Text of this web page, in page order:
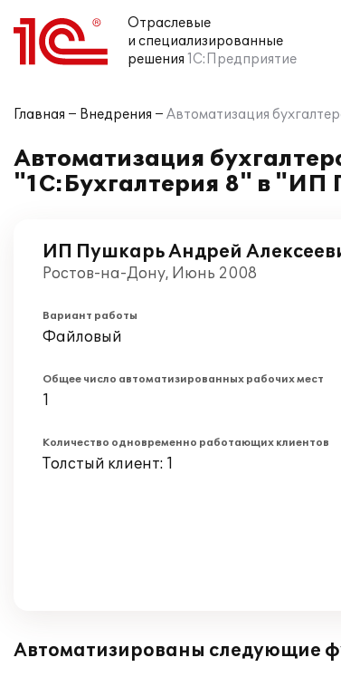
Отраслевые
и специализированные
решения 1С:Предприятие
Главная Внедрения Автоматизация
Автоматизация
"1С:Бухгалтерия 8" в "ИП
ИП Пушкарь Андрей
Ростов-на-Дону, Июнь 2008
Вариант работы
Файловый
Общее число автоматизированных рабочих мест
1
Количество одновременно работающих клиентов
Толстый клиент: 1
Автоматизированы следующие